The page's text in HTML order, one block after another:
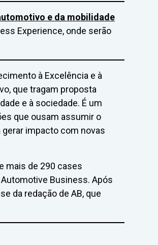
e da mobilidade
Experience, onde serão
à Excelência e à
que tragam proposta
e à sociedade. É um
que ousam assumir o
impacto com novas
mais de 290 cases
Business. Após
da redação de AB, que